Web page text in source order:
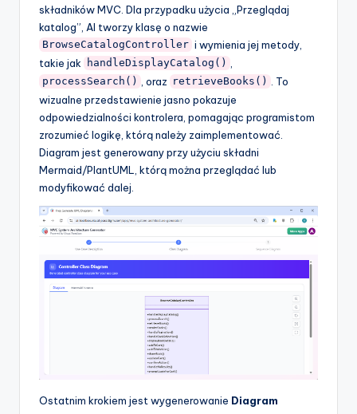
składników MVC. Dla przypadku użycia „Przeglądaj
katalog”, AI tworzy klasę o nazwie
BrowseCatalogController i wymienia jej metody,
takie jak
handleDisplayCatalog()
processSearch() , oraz retrieveBooks()
. To
wizualne przedstawienie jasno pokazuje
odpowiedzialności kontrolera, pomagając programistom
zrozumieć logikę, którą należy zaimplementować.
Diagram jest generowany przy użyciu składni
Mermaid/PlantUML, którą można przeglądać lub
modyfikować dalej.
Ostatnim krokiem jest wygenerowanie Diagram